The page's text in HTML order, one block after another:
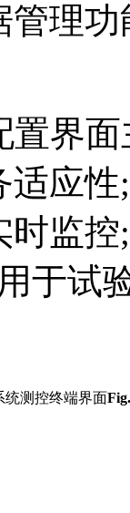
理
置界
适应
监
于试
统测控终端界面